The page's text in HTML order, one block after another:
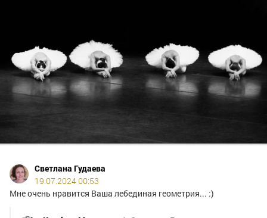
Светлана Гудаева
19.07.2024 00:53
Мне очень нравится Ваша лебединая геометрия... :)